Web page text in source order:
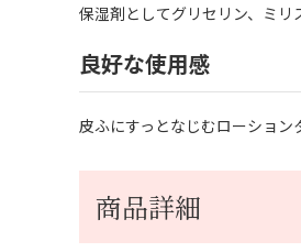
保湿剤としてグリセリン、ミリ
良好な使用感
皮ふにすっとなじむローション
商品詳細